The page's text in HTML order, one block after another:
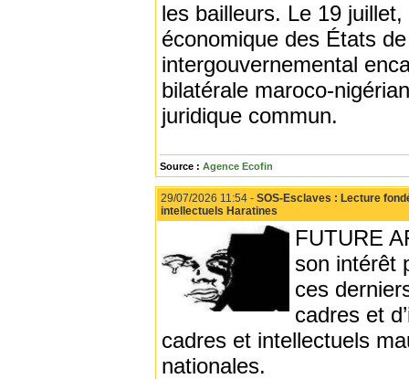
les bailleurs. Le 19
économique des États
intergouvernemental
bilatérale maroco-
juridique commun.
Source : Agence Ecofin
29/07/2026 11:54 - SOS-Esclaves : Lecture
intellectuels Haratines
FUTURE
son intérêt
ces
cadres et
cadres et intellectuels
nationales.